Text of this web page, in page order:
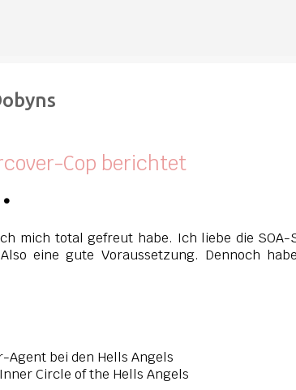
Cop berichtet
•
mich total gefreut habe. Ich liebe die SOA-
eine gute Voraussetzung. Dennoch
bei den Hells Angels
Circle of the Hells Angels